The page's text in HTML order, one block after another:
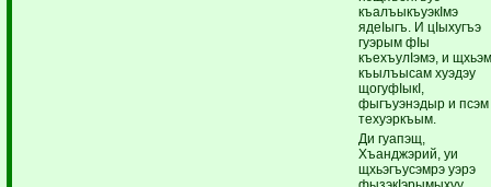
къалъыкъуэкIмэ
ядеIыгъ. И цIыхугъэ
гуэрым фIы
къехъулIэмэ, и
къылъысам хуэдэу
щогуфIыкI,
фыгъуэнэдыр и псэм
техуэркъым.
Ди гуапэщ,
Хъанджэрий, уи
щхьэгъусэмрэ уэрэ